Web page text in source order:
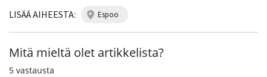
LISÄÄ AIHEESTA: espoo
Mitä mieltä olet artikkelista?
5 vastausta